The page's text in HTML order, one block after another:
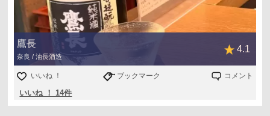
鷹長
奈良 / 油長酒造
4.1
いいね ！ ブックマーク コメント
いいね ！ 14件